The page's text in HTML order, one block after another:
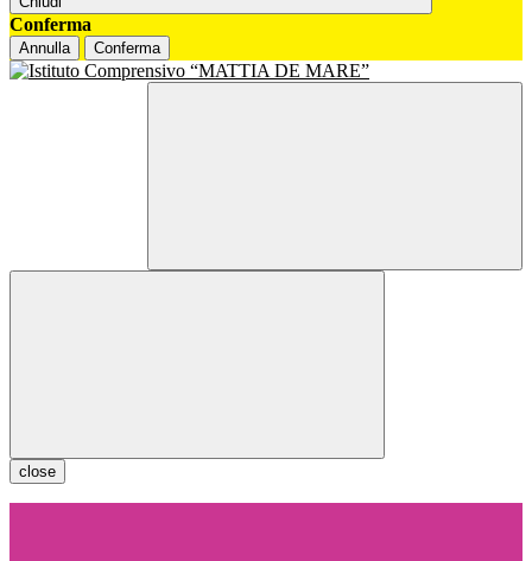
Conferma
Annulla Conferma
close